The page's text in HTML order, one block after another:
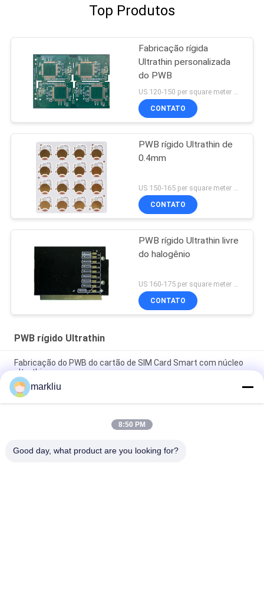
Top Produtos
Fabricação rígida
Ultrathin personalizada
do PWB
US 120-150 per square meter MOQ:1 medidor quadrado
CONTATO
PWB rígido Ultrathin de
0.4mm
CONTATO
PWB rígido Ultrathin livre
do halogênio
CONTATO
PWB rígido Ultrathin
Fabricação do PWB do cartão de SIM Card Smart com núcleo
ultrathin
Matéria prima ultrathin de BT do núcleo FR4 da carcaça da
memória do NAND
Fabricação rígida Ultrathin do PWB para o conjunto da
markliu
8:50 PM
Good day, what product are you looking for?